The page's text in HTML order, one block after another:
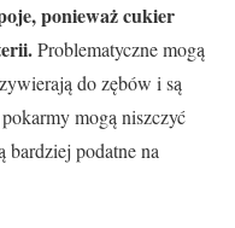
ponieważ cukier
Problematyczne mogą
do zębów i są
mogą niszczyć
bardziej podatne na